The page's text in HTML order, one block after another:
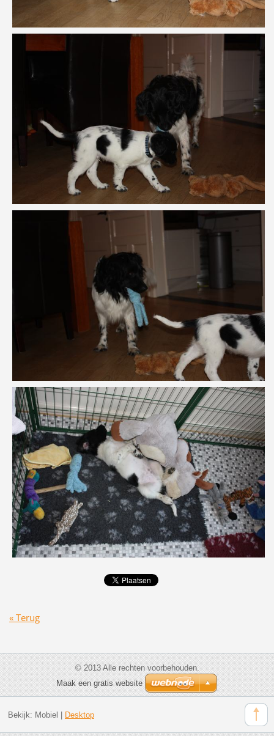
« Terug
© 2013 Alle rechten voorbehouden.
Maak een gratis website
Bekijk: Mobiel Desktop